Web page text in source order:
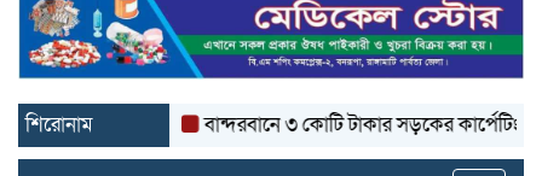
শিরোনাম বান্দরবানে ৩ কোটি টাকার সড়কের কার্পেটিং উঠে